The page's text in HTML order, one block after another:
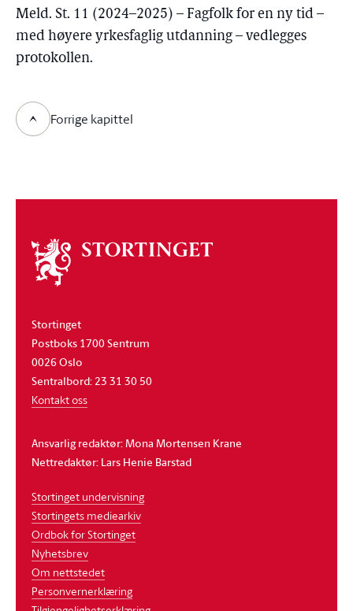
Meld. St. 11 (2024–2025) – Fagfolk for en ny tid –
med høyere yrkesfaglig utdanning – vedlegges
protokollen.
Forrige kapittel
Om
stortinget
Stortinget
Postboks 1700 Sentrum
0026 Oslo
Sentralbord: 23 31 30 50
Kontakt oss
Ansvarlig redaktør: Mona Mortensen Krane
Nettredaktør: Lars Henie Barstad
Stortinget undervisning
Stortingets mediearkiv
Ordbok for Stortinget
Nyhetsbrev
Om nettstedet
Personvernerklæring